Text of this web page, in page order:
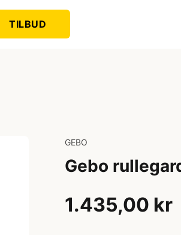
TILBUD
GEBO
Gebo
1.435,00 kr